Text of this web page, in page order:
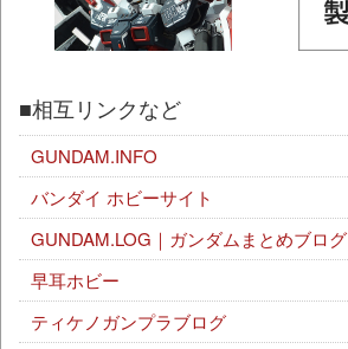
■相互リンクなど
GUNDAM.INFO
バンダイ ホビーサイト
GUNDAM.LOG｜ガンダムまとめブログ
早耳ホビー
ティケノガンプラブログ